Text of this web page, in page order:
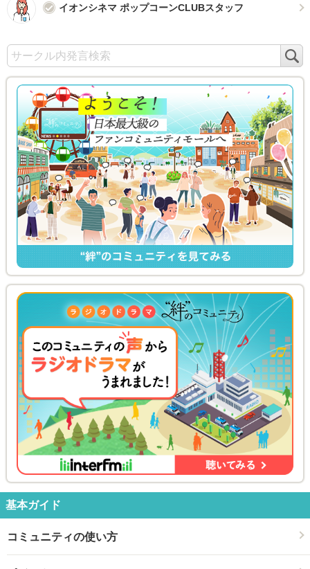
イオンシネマ ポップコーンCLUBスタッフ
基本ガイド
コミュニティの使い方